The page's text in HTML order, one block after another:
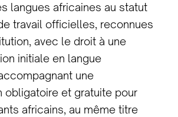
langues africaines au statut
travail officielles, reconnues
avec le droit à une
initiale en langue
une
obligatoire et gratuite pour
africains, au même titre